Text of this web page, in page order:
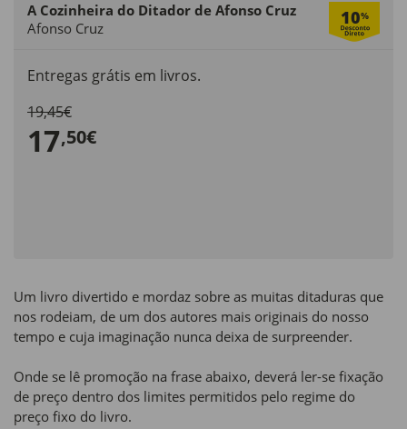
A Cozinheira do Ditador de Afonso Cruz 10%
Afonso Cruz
Entregas grátis em livros.
19,45€
17,50€
Um livro divertido e mordaz sobre as muitas ditaduras que
nos rodeiam, de um dos autores mais originais do nosso
tempo e cuja imaginação nunca deixa de surpreender.
Onde se lê promoção na frase abaixo, deverá ler-se fixação
de preço dentro dos limites permitidos pelo regime do
preço fixo do livro.